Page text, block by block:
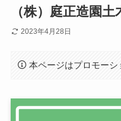
（株）庭正造園土
2023年4月28日
本ページはプロモー